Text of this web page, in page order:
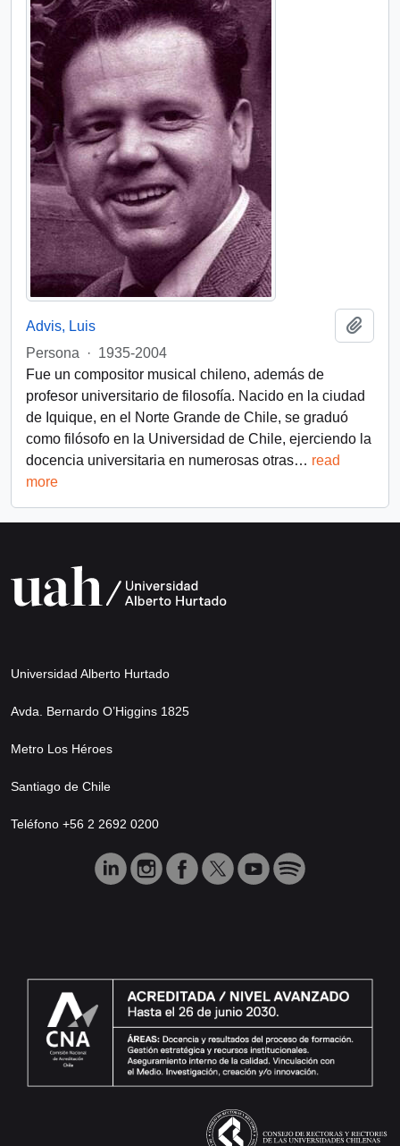
Advis, Luis
Persona
· 1935-2004
Fue un compositor musical chileno, además de
profesor universitario de filosofía. Nacido en la ciudad
de Iquique, en el Norte Grande de Chile, se graduó
como filósofo en la Universidad de Chile, ejerciendo la
docencia universitaria en numerosas otras… read
more
Universidad Alberto Hurtado
Avda. Bernardo O’Higgins 1825
Metro Los Héroes
Santiago de Chile
Teléfono +56 2 2692 0200